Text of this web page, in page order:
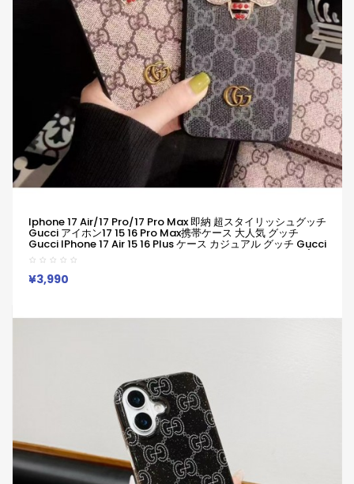
Iphone 17 Air/17 Pro/17 Pro Max 即納 超スタイリッシュグッチ
Gucci アイホン17 15 16 Pro Max携帯ケース 大人気 グッチ
Gucci IPhone 17 Air 15 16 Plus ケース カジュアル グッチ Gucci
アイホン13 15 16スマホケース 売れ筋 皮製 Iphone 17 15pro/16
Pro Max 14 13 携帯ケース 合わせ易い
¥3,990